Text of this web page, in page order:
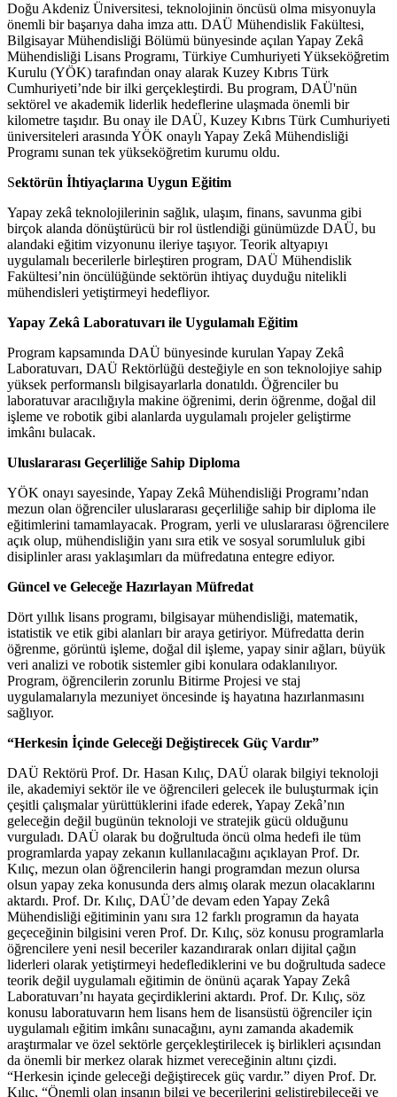
Doğu Akdeniz Üniversitesi, teknolojinin öncüsü olma misyonuyla
önemli bir başarıya daha imza attı. DAÜ Mühendislik Fakültesi,
Bilgisayar Mühendisliği Bölümü bünyesinde açılan Yapay Zekâ
Mühendisliği Lisans Programı, Türkiye Cumhuriyeti Yükseköğretim
Kurulu (YÖK) tarafından onay alarak Kuzey Kıbrıs Türk
Cumhuriyeti’nde bir ilki gerçekleştirdi. Bu program, DAÜ'nün
sektörel ve akademik liderlik hedeflerine ulaşmada önemli bir
kilometre taşıdır. Bu onay ile DAÜ, Kuzey Kıbrıs Türk Cumhuriyeti
üniversiteleri arasında YÖK onaylı Yapay Zekâ Mühendisliği
Programı sunan tek yükseköğretim kurumu oldu.
Sektörün İhtiyaçlarına Uygun Eğitim
Yapay zekâ teknolojilerinin sağlık, ulaşım, finans, savunma gibi
birçok alanda dönüştürücü bir rol üstlendiği günümüzde DAÜ, bu
alandaki eğitim vizyonunu ileriye taşıyor. Teorik altyapıyı
uygulamalı becerilerle birleştiren program, DAÜ Mühendislik
Fakültesi’nin öncülüğünde sektörün ihtiyaç duyduğu nitelikli
mühendisleri yetiştirmeyi hedefliyor.
Yapay Zekâ Laboratuvarı ile Uygulamalı Eğitim
Program kapsamında DAÜ bünyesinde kurulan Yapay Zekâ
Laboratuvarı, DAÜ Rektörlüğü desteğiyle en son teknolojiye sahip
yüksek performanslı bilgisayarlarla donatıldı. Öğrenciler bu
laboratuvar aracılığıyla makine öğrenimi, derin öğrenme, doğal dil
işleme ve robotik gibi alanlarda uygulamalı projeler geliştirme
imkânı bulacak.
Uluslararası Geçerliliğe Sahip Diploma
YÖK onayı sayesinde, Yapay Zekâ Mühendisliği Programı’ndan
mezun olan öğrenciler uluslararası geçerliliğe sahip bir diploma ile
eğitimlerini tamamlayacak. Program, yerli ve uluslararası öğrencilere
açık olup, mühendisliğin yanı sıra etik ve sosyal sorumluluk gibi
disiplinler arası yaklaşımları da müfredatına entegre ediyor.
Güncel ve Geleceğe Hazırlayan Müfredat
Dört yıllık lisans programı, bilgisayar mühendisliği, matematik,
istatistik ve etik gibi alanları bir araya getiriyor. Müfredatta derin
öğrenme, görüntü işleme, doğal dil işleme, yapay sinir ağları, büyük
veri analizi ve robotik sistemler gibi konulara odaklanılıyor.
Program, öğrencilerin zorunlu Bitirme Projesi ve staj
uygulamalarıyla mezuniyet öncesinde iş hayatına hazırlanmasını
sağlıyor.
“Herkesin İçinde Geleceği Değiştirecek Güç Vardır”
DAÜ Rektörü Prof. Dr. Hasan Kılıç, DAÜ olarak bilgiyi teknoloji
ile, akademiyi sektör ile ve öğrencileri gelecek ile buluşturmak için
çeşitli çalışmalar yürüttüklerini ifade ederek, Yapay Zekâ’nın
geleceğin değil bugünün teknoloji ve stratejik gücü olduğunu
vurguladı. DAÜ olarak bu doğrultuda öncü olma hedefi ile tüm
programlarda yapay zekanın kullanılacağını açıklayan Prof. Dr.
Kılıç, mezun olan öğrencilerin hangi programdan mezun olursa
olsun yapay zeka konusunda ders almış olarak mezun olacaklarını
aktardı. Prof. Dr. Kılıç, DAÜ’de devam eden Yapay Zekâ
Mühendisliği eğitiminin yanı sıra 12 farklı programın da hayata
geçeceğinin bilgisini veren Prof. Dr. Kılıç, söz konusu programlarla
öğrencilere yeni nesil beceriler kazandırarak onları dijital çağın
liderleri olarak yetiştirmeyi hedeflediklerini ve bu doğrultuda sadece
teorik değil uygulamalı eğitimin de önünü açarak Yapay Zekâ
Laboratuvarı’nı hayata geçirdiklerini aktardı. Prof. Dr. Kılıç, söz
konusu laboratuvarın hem lisans hem de lisansüstü öğrenciler için
uygulamalı eğitim imkânı sunacağını, aynı zamanda akademik
araştırmalar ve özel sektörle gerçekleştirilecek iş birlikleri açısından
da önemli bir merkez olarak hizmet vereceğinin altını çizdi.
“Herkesin içinde geleceği değiştirecek güç vardır.” diyen Prof. Dr.
Kılıç, “Önemli olan insanın bilgi ve becerilerini geliştirebileceği ve